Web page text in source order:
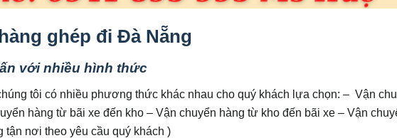
ghép đi Đà Nẵng
với nhiều hình thức
tôi có nhiều phương thức khác nhau cho quý khách lựa chọn: – Vận
hàng từ bãi xe đến kho – Vận chuyển hàng từ kho đến bãi xe – Vận
tận nơi theo yêu cầu quý khách )